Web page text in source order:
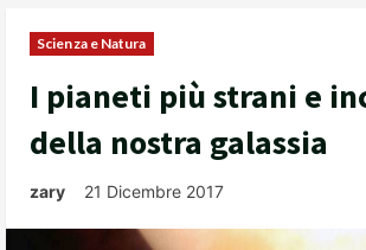
Scienza e Natura
I pianeti più strani e
della nostra galassia
zary 21 Dicembre 2017